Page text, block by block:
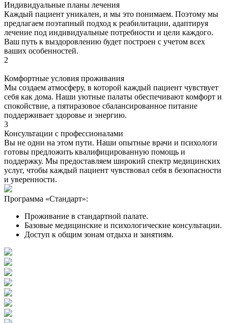
Индивидуальные планы лечения
Каждый пациент уникален, и мы это понимаем. Поэтому мы
предлагаем поэтапный подход к реабилитации, адаптируя
лечение под индивидуальные потребности и цели каждого.
Ваш путь к выздоровлению будет построен с учетом всех
ваших особенностей.
2
Комфортные условия проживания
Мы создаем атмосферу, в которой каждый пациент чувствует
себя как дома. Наши уютные палаты обеспечивают комфорт и
спокойствие, а пятиразовое сбалансированное питание
поддерживает здоровье и энергию.
3
Консультации с профессионалами
Вы не одни на этом пути. Наши опытные врачи и психологи
готовы предложить квалифицированную помощь и
поддержку. Мы предоставляем широкий спектр медицинских
услуг, чтобы каждый пациент чувствовал себя в безопасности
и уверенности.
Программа «Стандарт»:
Проживание в стандартной палате.
Базовые медицинские и психологические консультации.
Доступ к общим зонам отдыха и занятиям.